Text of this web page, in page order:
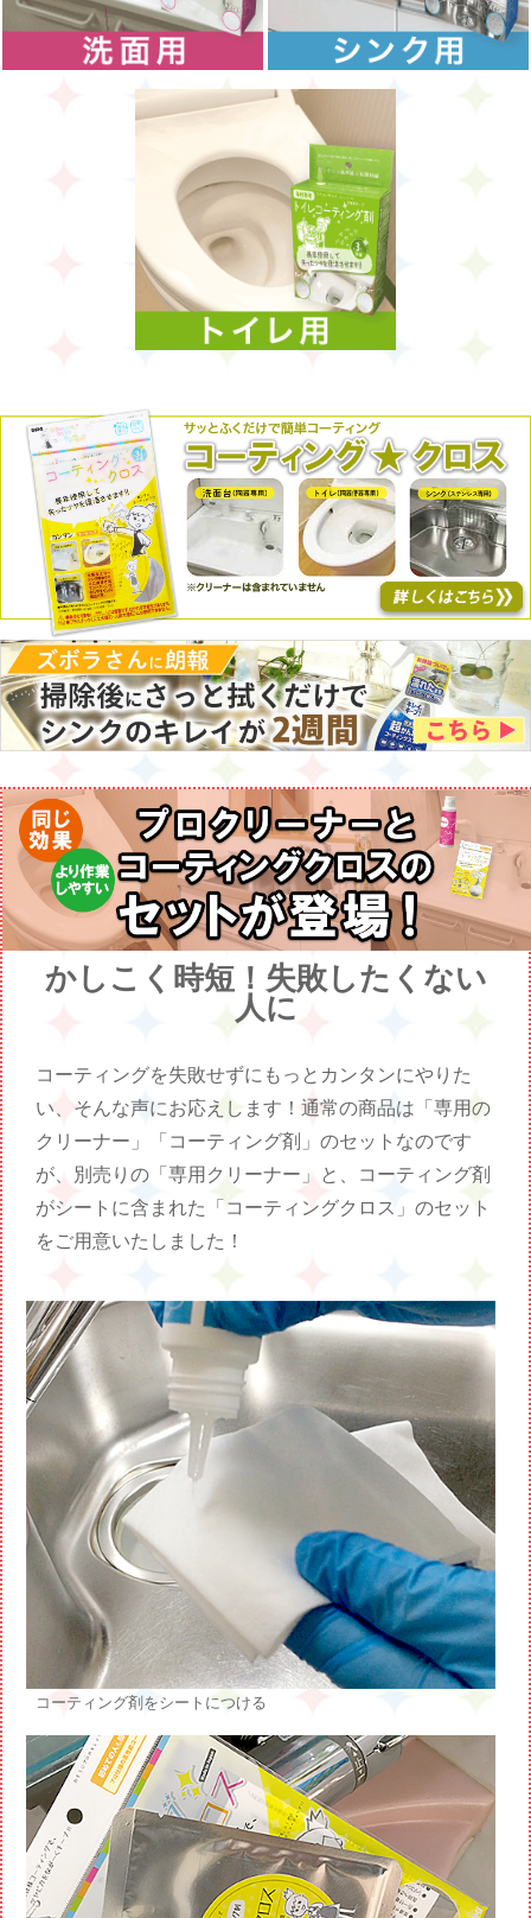
かしこく時短！失敗したくない
人に
コーティングを失敗せずにもっとカンタンにやりた
い、そんな声にお応えします！通常の商品は「専用の
クリーナー」「コーティング剤」のセットなのです
が、別売りの「専用クリーナー」と、コーティング剤
がシートに含まれた「コーティングクロス」のセット
をご用意いたしました！
コーティング剤をシートにつける